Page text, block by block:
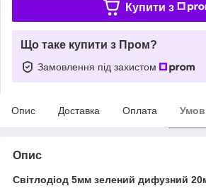
Купити з
Що таке купити з Пром?
Замовлення під захистом
Опис Доставка Оплата
Опис
Світлодіод 5мм зелений дифузний